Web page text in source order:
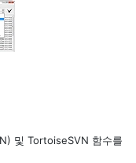
및 TortoiseSVN 함수를